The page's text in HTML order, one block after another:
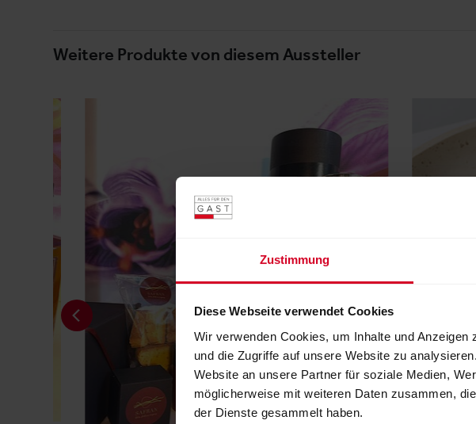
Zustimmung
Diese Webseite verwendet Cookies
Wir verwenden Cookies, um Inhalte und
und die Zugriffe auf unsere Website zu
Website an unsere Partner für soziale Medien,
möglicherweise mit weiteren Daten zusammen,
der Dienste gesammelt haben.
Weitere Produkte von diesem Aussteller